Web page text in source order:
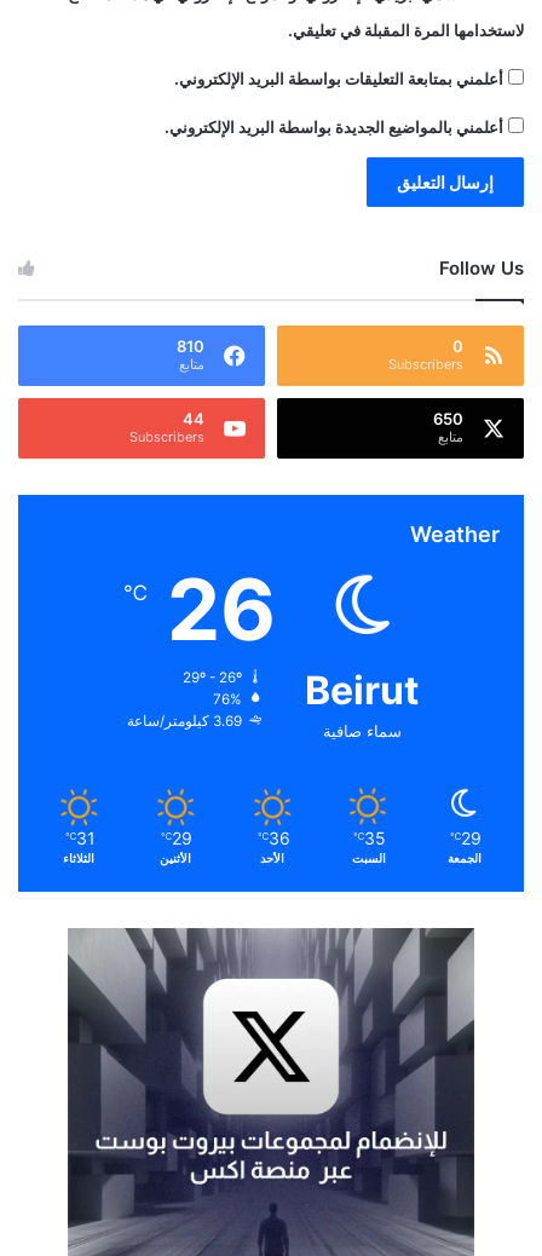
لاستخدامها المرة المقبلة في تعليقي.
أعلمني بمتابعة التعليقات بواسطة البريد الإلكتروني.
أعلمني بالمواضيع الجديدة بواسطة البريد الإلكتروني.
Follow Us
0
Subscribers
810
متابع
650
متابع
44
Subscribers
Weather
Beirut
سماء صافية
26
℃
76%
3.69 كيلومتر/ساعة
29
℃
الجمعة
35
℃
السبت
36
℃
الأحد
29
℃
الأثنين
31
℃
الثلاثاء